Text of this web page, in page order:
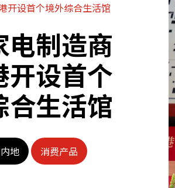
商优势
客户
活动
域
业
开设首个境外综合生活馆
电制造商
开设首个
合生活馆
地 消费产品